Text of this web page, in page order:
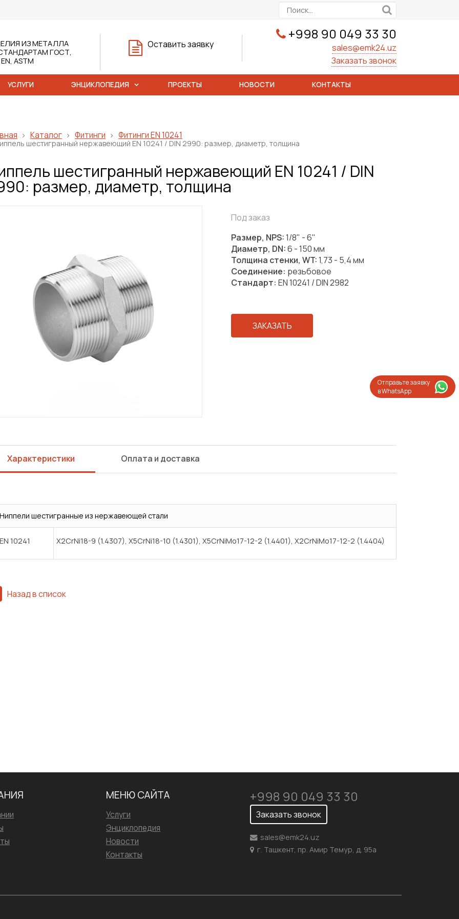
Отправьте заявку
в WhatsApp
+998 90 049 33 30
sales@emk24.uz
Заказать звонок
Оставить заявку
ИЗ МЕТАЛЛА
ГОСТ,
ASTM
УСЛУГИ ЭНЦИКЛОПЕДИЯ ПРОЕКТЫ НОВОСТИ КОНТАКТЫ
Каталог Фитинги Фитинги EN 10241
шестигранный нержавеющий EN 10241 / DIN 2990: размер, диаметр, толщина
шестигранный нержавеющий EN 10241 / DIN
размер, диаметр, толщина
Под заказ
Размер, NPS:1/8" - 6"
Диаметр, DN:6 - 150 мм
Толщина стенки, WT:1,73 - 5,4 мм
Соединение: резьбовое
Стандарт: EN 10241 / DIN 2982
ЗАКАЗАТЬ
Характеристики Оплата и доставка
Ниппели шестигранные из нержавеющей стали
EN 10241 X2CrNi18-9 (1.4307), X5CrNi18-10 (1.4301), X5CrNiMo17-12-2 (1.4401), X2CrNiMo17-12-2 (1.4404)
Назад в список
+998 90 049 33 30
Заказать звонок
sales@emk24.uz
г. Ташкент, пр. Амир Темур, д. 95а
МЕНЮ САЙТА
Услуги
Энциклопедия
Новости
Контакты